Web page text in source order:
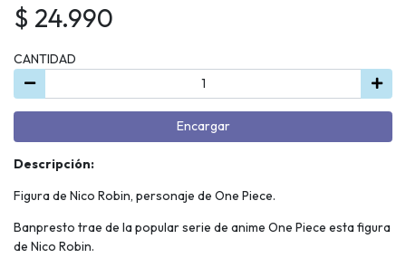
$ 24.990
CANTIDAD
Encargar
Descripción:
Figura de Nico Robin, personaje de One Piece.
Banpresto trae de la popular serie de anime One Piece esta figura
de Nico Robin.